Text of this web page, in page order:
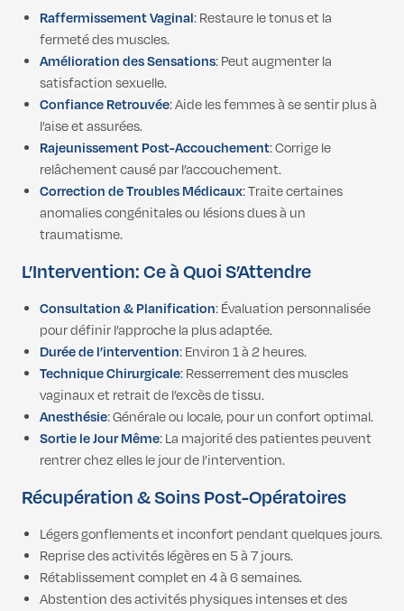
Raffermissement Vaginal: Restaure le tonus et la
fermeté des muscles.
Amélioration des Sensations: Peut augmenter la
satisfaction sexuelle.
Confiance Retrouvée: Aide les femmes à se sentir plus à
l’aise et assurées.
Rajeunissement Post-Accouchement: Corrige le
relâchement causé par l’accouchement.
Correction de Troubles Médicaux: Traite certaines
anomalies congénitales ou lésions dues à un
traumatisme.
L’Intervention: Ce à Quoi S’Attendre
Consultation & Planification: Évaluation personnalisée
pour définir l’approche la plus adaptée.
Durée de l’intervention: Environ 1 à 2 heures.
Technique Chirurgicale: Resserrement des muscles
vaginaux et retrait de l’excès de tissu.
Anesthésie: Générale ou locale, pour un confort optimal.
Sortie le Jour Même: La majorité des patientes peuvent
rentrer chez elles le jour de l’intervention.
Récupération & Soins Post-Opératoires
Légers gonflements et inconfort pendant quelques jours.
Reprise des activités légères en 5 à 7 jours.
Rétablissement complet en 4 à 6 semaines.
Abstention des activités physiques intenses et des